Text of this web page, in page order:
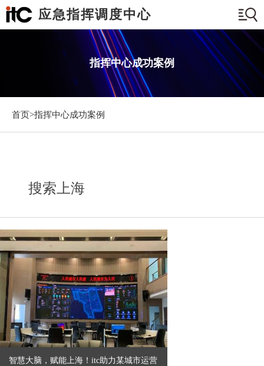
应急指挥调度中心
指挥中心成功案例
首页>指挥中心成功案例
搜索上海
​智慧大脑，赋能上海！itc助力某城市运营